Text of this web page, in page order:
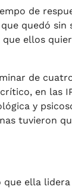
de
quedó sin
ellos
de
en las
y
tuvieron
que ella lidera